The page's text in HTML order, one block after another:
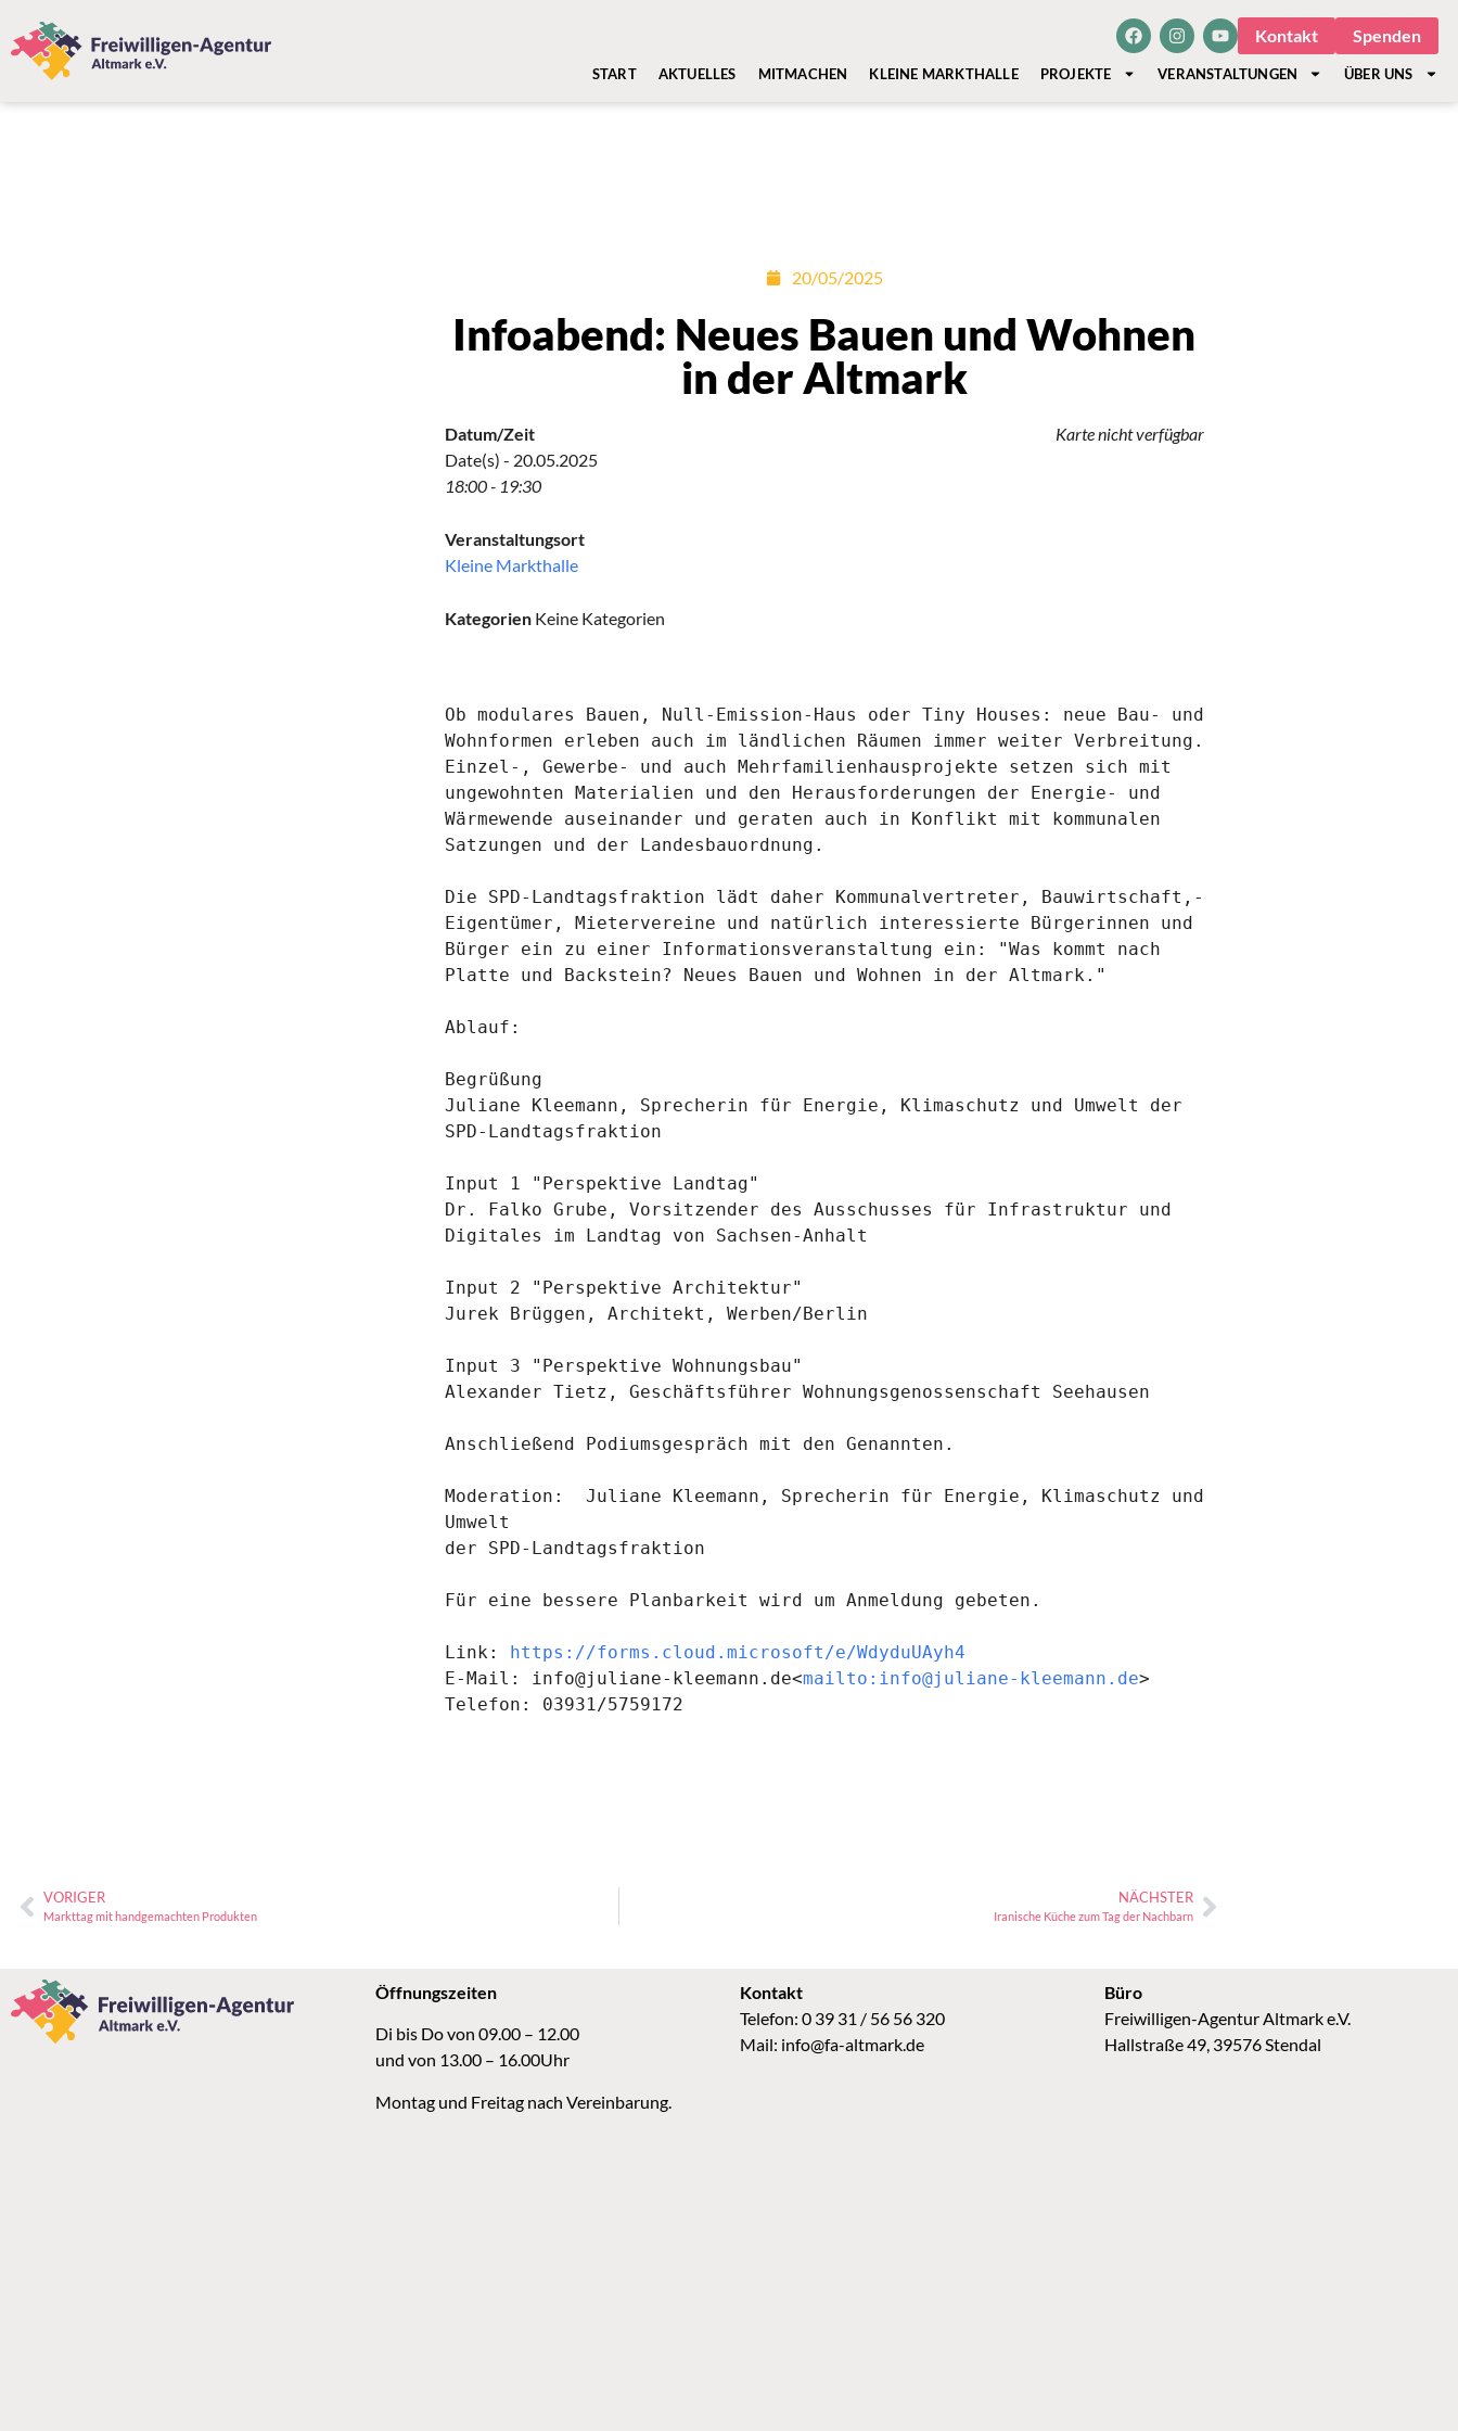
Kontakt Spenden
START AKTUELLES MITMACHEN KLEINE MARKTHALLE PROJEKTE VERANSTALTUNGEN ÜBER UNS
20/05/2025
Infoabend: Neues Bauen und Wohnen
in der Altmark
Karte nicht verfügbar
Datum/Zeit
Date(s) - 20.05.2025
18:00 - 19:30
Veranstaltungsort
Kleine Markthalle
KategorienKeine Kategorien
Ob modulares Bauen, Null-Emission-Haus oder Tiny Houses: neue Bau- und
Wohnformen erleben auch im ländlichen Räumen immer weiter Verbreitung.
Einzel-, Gewerbe- und auch Mehrfamilienhausprojekte setzen sich mit
ungewohnten Materialien und den Herausforderungen der Energie- und
Wärmewende auseinander und geraten auch in Konflikt mit kommunalen
Satzungen und der Landesbauordnung.
Die SPD-Landtagsfraktion lädt daher Kommunalvertreter, Bauwirtschaft,-
Eigentümer, Mietervereine und natürlich interessierte Bürgerinnen und
Bürger ein zu einer Informationsveranstaltung ein: "Was kommt nach
Platte und Backstein? Neues Bauen und Wohnen in der Altmark."
Ablauf:
Begrüßung
Juliane Kleemann, Sprecherin für Energie, Klimaschutz und Umwelt der
SPD-Landtagsfraktion
Input 1 "Perspektive Landtag"
Dr. Falko Grube, Vorsitzender des Ausschusses für Infrastruktur und
Digitales im Landtag von Sachsen-Anhalt
Input 2 "Perspektive Architektur"
Jurek Brüggen, Architekt, Werben/Berlin
Input 3 "Perspektive Wohnungsbau"
Alexander Tietz, Geschäftsführer Wohnungsgenossenschaft Seehausen
Anschließend Podiumsgespräch mit den Genannten.
Moderation:  Juliane Kleemann, Sprecherin für Energie, Klimaschutz und
Umwelt
der SPD-Landtagsfraktion
Für eine bessere Planbarkeit wird um Anmeldung gebeten.
Link: https://forms.cloud.microsoft/e/WdyduUAyh4
E-Mail: info@juliane-kleemann.de<mailto:info@juliane-kleemann.de>
Telefon: 03931/5759172
VORIGER
Markttag mit handgemachten Produkten
NÄCHSTER
Iranische Küche zum Tag der Nachbarn
Öffnungszeiten
Di bis Do von 09.00 – 12.00
und von 13.00 – 16.00Uhr
Montag und Freitag nach Vereinbarung.
Kontakt
Telefon: 0 39 31 / 56 56 320
Mail: info@fa-altmark.de
Büro
Freiwilligen-Agentur Altmark e.V.
Hallstraße 49, 39576 Stendal